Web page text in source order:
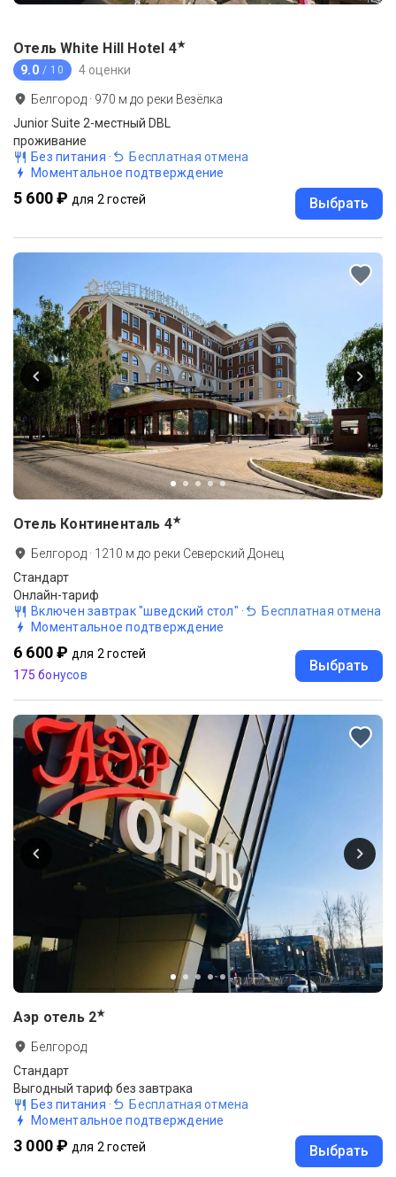
Отель White Hill Hotel 4★
9.0 / 10 4 оценки
Белгород · 970 м до реки Везёлка
Junior Suite 2-местный DBL
проживание
Без питания ·
Бесплатная отмена
Моментальное подтверждение
5 600 ₽ для 2 гостей Выбрать
Отель Континенталь 4★
Белгород · 1210 м до реки Северский Донец
Стандарт
Онлайн-тариф
Включен завтрак "шведский стол" ·
Бесплатная отмена
Моментальное подтверждение
6 600 ₽ для 2 гостей
175 бонусов
Выбрать
Аэр отель 2★
Белгород
Стандарт
Выгодный тариф без завтрака
Без питания ·
Бесплатная отмена
Моментальное подтверждение
3 000 ₽ для 2 гостей Выбрать